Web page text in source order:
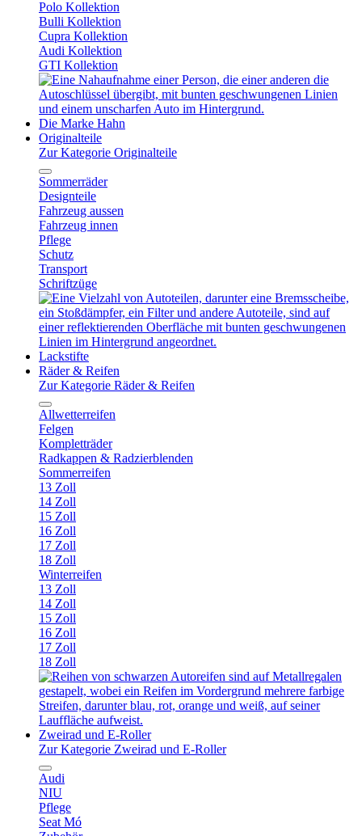
Polo Kollektion
Bulli Kollektion
Cupra Kollektion
Audi Kollektion
GTI Kollektion
Die Marke Hahn
Originalteile
Zur Kategorie Originalteile
Sommerräder
Designteile
Fahrzeug aussen
Fahrzeug innen
Pflege
Schutz
Transport
Schriftzüge
Lackstifte
Räder & Reifen
Zur Kategorie Räder & Reifen
Allwetterreifen
Felgen
Kompletträder
Radkappen & Radzierblenden
Sommerreifen
13 Zoll
14 Zoll
15 Zoll
16 Zoll
17 Zoll
18 Zoll
Winterreifen
13 Zoll
14 Zoll
15 Zoll
16 Zoll
17 Zoll
18 Zoll
Zweirad und E-Roller
Zur Kategorie Zweirad und E-Roller
Audi
NIU
Pflege
Seat Mó